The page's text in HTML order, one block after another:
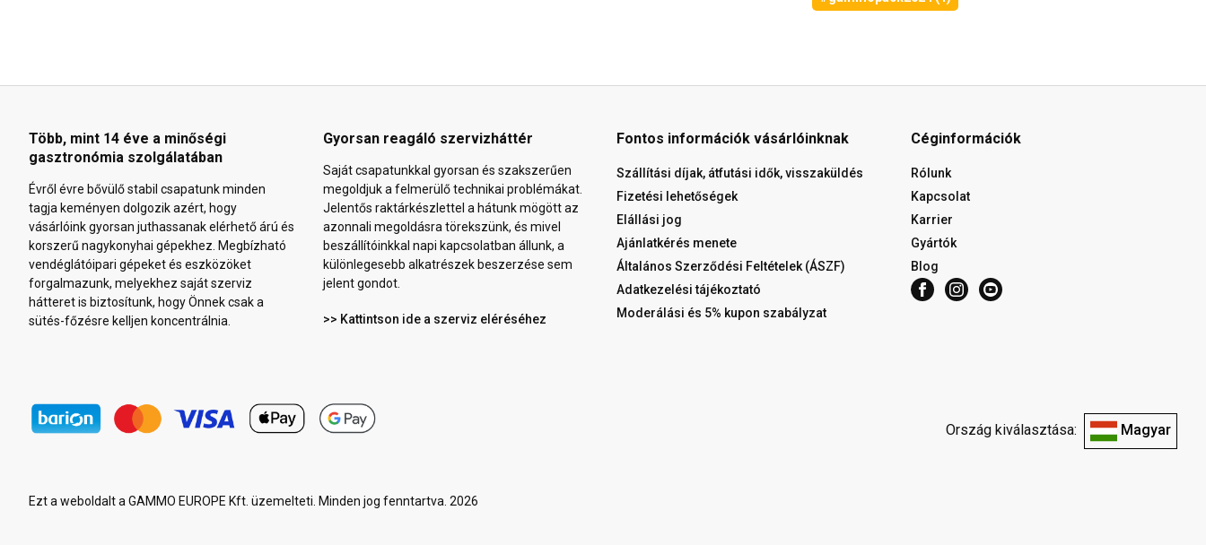
Több, mint 14 éve a minőségi
gasztronómia szolgálatában
Évről évre bővülő stabil csapatunk minden
tagja keményen dolgozik azért, hogy
vásárlóink gyorsan juthassanak elérhető árú és
korszerű nagykonyhai gépekhez. Megbízható
vendéglátóipari gépeket és eszközöket
forgalmazunk, melyekhez saját szerviz
hátteret is biztosítunk, hogy Önnek csak a
sütés-főzésre kelljen koncentrálnia.
Gyorsan reagáló szervizháttér
Saját csapatunkkal gyorsan és szakszerűen
megoldjuk a felmerülő technikai problémákat.
Jelentős raktárkészlettel a hátunk mögött az
azonnali megoldásra törekszünk, és mivel
beszállítóinkkal napi kapcsolatban állunk, a
különlegesebb alkatrészek beszerzése sem
jelent gondot.
>> Kattintson ide a szerviz eléréséhez
Fontos információk vásárlóinknak
Szállítási díjak, átfutási idők, visszaküldés
Fizetési lehetőségek
Elállási jog
Ajánlatkérés menete
Általános Szerződési Feltételek (ÁSZF)
Adatkezelési tájékoztató
Moderálási és 5% kupon szabályzat
Céginformációk
Rólunk
Kapcsolat
Karrier
Gyártók
Blog
Ország kiválasztása: Magyar
Ezt a weboldalt a GAMMO EUROPE Kft. üzemelteti. Minden jog fenntartva. 2026